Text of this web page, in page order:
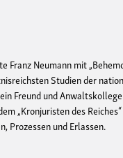
Neumann mit
Studien der
Freund und
„Kronjuristen des
Prozessen und Erlassen.